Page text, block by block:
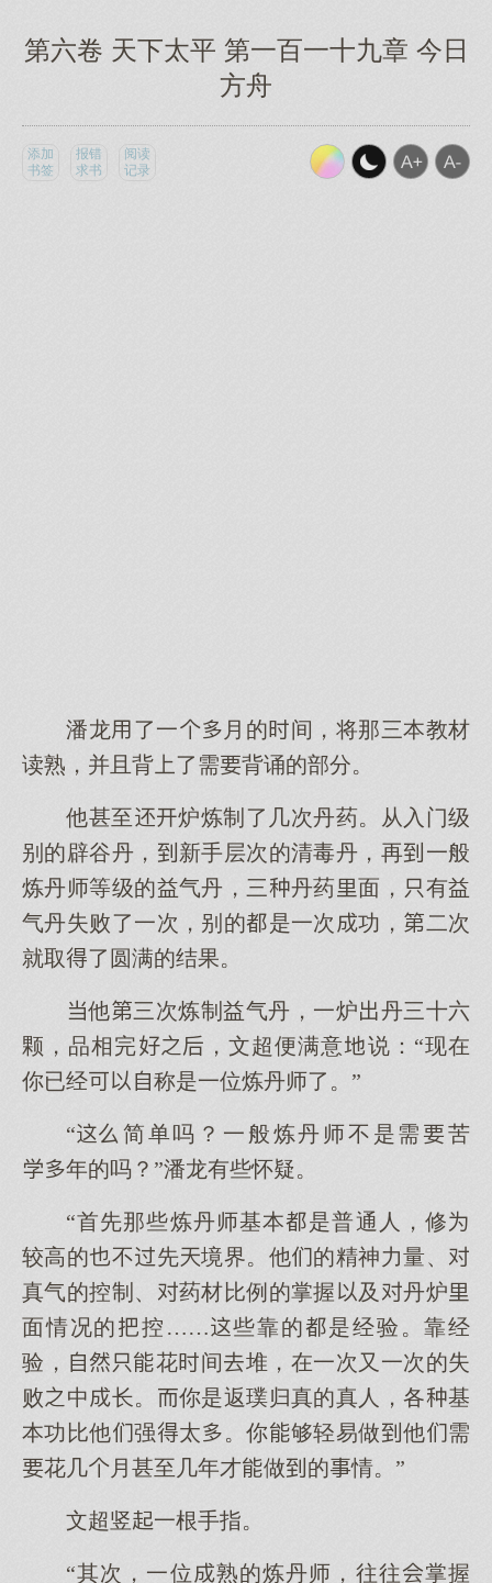
第六卷 天下太平 第一百一十九章 今日
方舟
添加
书签
报错
求书
阅读
记录
潘龙了一月的间，将那三本教材
读熟，并且背了需背诵的部分。
他甚至炉炼制了几次丹药。从入门级
别的辟谷丹，新手层次的清毒丹，再一般
炼丹师等级的益气丹，三丹药面，有益
气丹失败了一次，别的是一次功，二次
就取了圆满的结果。
他三次炼制益气丹，一炉丹三十六
颗，品相完，文超便满意说：“现在
你已经称是一位炼丹师了。”
“简单吗？一般炼丹师不是需苦
年的吗？”潘龙有些怀疑。
“首先那些炼丹师基本是普通人，修
较高的不先境界。他的精神力量、
真气的控制、药材比例的掌握及丹炉
面情况的控……些靠的是经验。靠经
验，花间堆，在一次又一次的失
败中长。你是返璞归真的真人，各基
本功比他强太。你够轻易做他需
花几月甚至几年才做的情。”
文超竖一根手指。
“其次，一位熟的炼丹师，往往掌握